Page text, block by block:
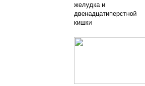
желудка и
двенадцатиперстной
кишки